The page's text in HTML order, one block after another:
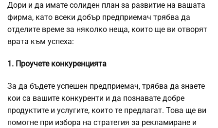
Дори и да имате солиден план за развитие на вашата
фирма, като всеки добър предприемач трябва да
отделите време за няколко неща, които ще ви отворят
врата към успеха:
1. Проучете конкуренцията
За да бъдете успешен предприемач, трябва да знаете
кои са вашите конкуренти и да познавате добре
продуктите и услугите, които те предлагат. Това ще ви
помогне при избора на стратегия за рекламиране и